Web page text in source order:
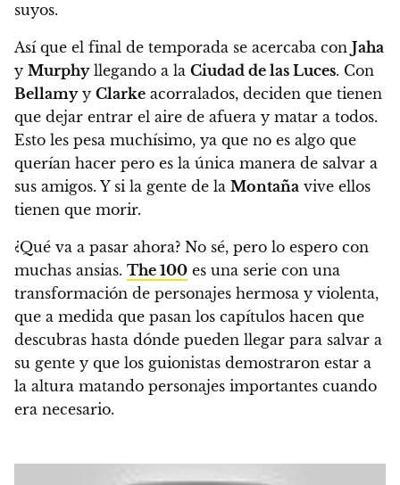
suyos.
Así que el final de temporada se acercaba con Jaha
y Murphyllegando a la Ciudad de las Luces. Con
Bellamyy Clarke acorralados, deciden que tienen
que dejar entrar el aire de afuera y matar a todos.
Esto les pesa muchísimo, ya que no es algo que
querían hacer pero es la única manera de salvar a
sus amigos. Y si la gente de la Montaña vive ellos
tienen que morir.
¿Qué va a pasar ahora? No sé, pero lo espero con
muchas ansias. The 100 es una serie con una
transformación de personajes hermosa y violenta,
que a medida que pasan los capítulos hacen que
descubras hasta dónde pueden llegar para salvar a
su gente y que los guionistas demostraron estar a
la altura matando personajes importantes cuando
era necesario.